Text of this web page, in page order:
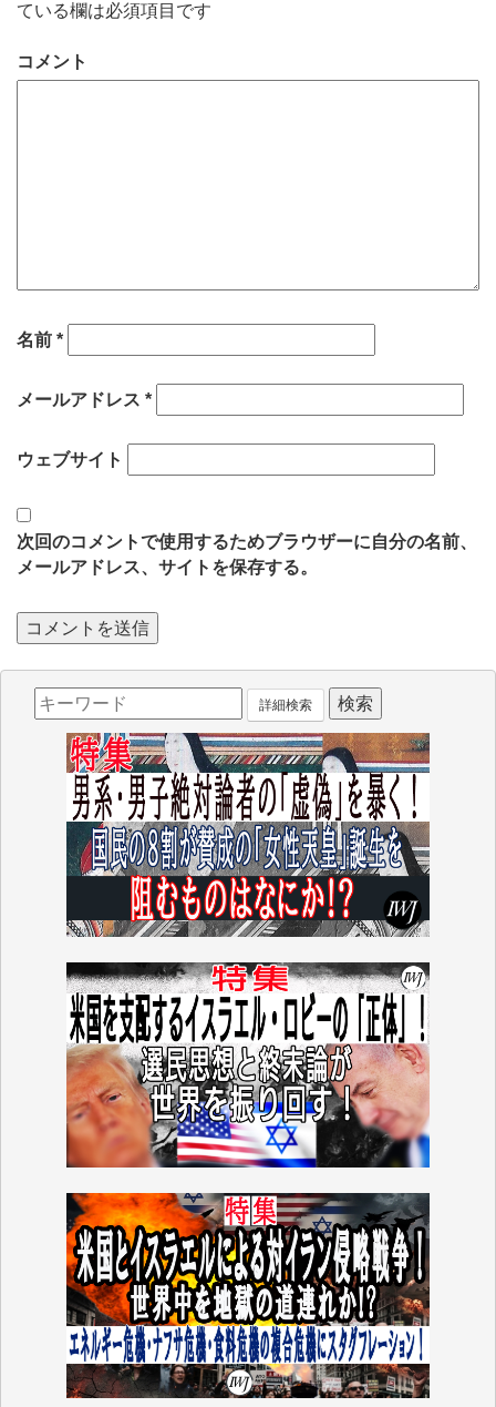
ている欄は必須項目です
コメント
名前 *
メールアドレス *
ウェブサイト
次回のコメントで使用するためブラウザーに自分の名前、
メールアドレス、サイトを保存する。
詳細検索